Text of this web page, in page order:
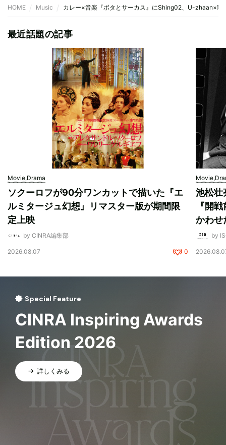
HOME Music カレー×音楽『ボタとサーカス』にShing02、U-zhaan×環
最近話題の記事
Movie,Drama
ソクーロフが90分ワンカットで描いた『エ
ルミタージュ幻想』リマスター版が期間限
定上映
by CINRA編集部
2026.08.07 0
池松壮
『開
かわせ
by
Special Feature
CINRA Inspiring Awards
Edition 2026
詳しくみる